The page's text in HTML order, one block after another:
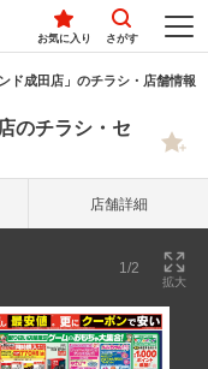
お気に入り さがす
ド成田店」のチラシ・店舗情報
のチラシ・セ
店舗詳細
1/2
拡大